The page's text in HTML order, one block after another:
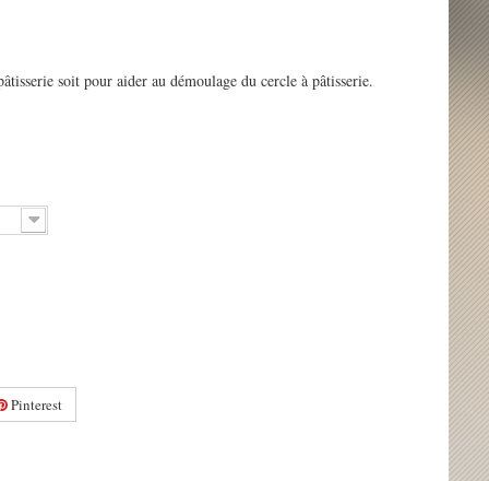
soit pour aider au démoulage du cercle à pâtisserie.
Pinterest